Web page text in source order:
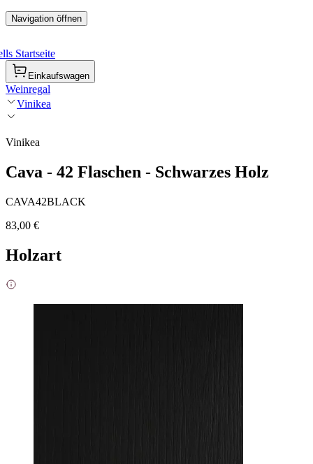
Navigation öffnen
Startseite
Einkaufswagen
Weinregal
Vinikea
Vinikea
Cava - 42 Flaschen - Schwarzes Holz
CAVA42BLACK
83,00 €
Holzart